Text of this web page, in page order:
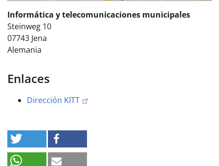
Informática y telecomunicaciones municipales
Steinweg 10
07743 Jena
Alemania
Enlaces
Dirección KITT